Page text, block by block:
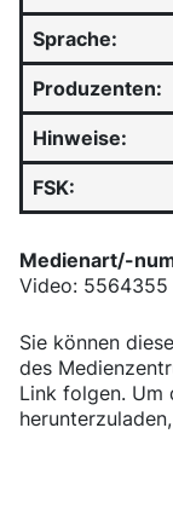
Sprache:
Produzenten:
Hinweise:
FSK:
Medienart/-
Video: 5564355
Sie können
des
Link folgen. Um